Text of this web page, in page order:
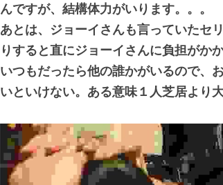
んですが、結構体力がいります。。。
あとは、ジョーイさんも言っていたセ
りすると直にジョーイさんに負担がか
いつもだったら他の誰かがいるので、
いといけない。ある意味１人芝居より